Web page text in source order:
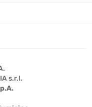
s.r.l.